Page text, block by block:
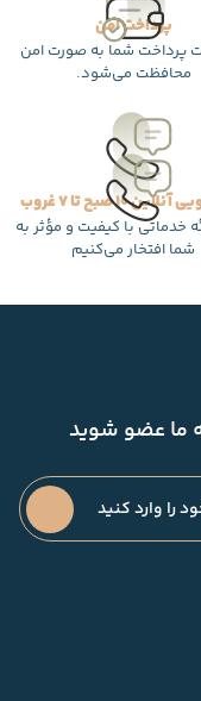
پرداخت امن
پرداخت شما به صورت امن
محافظت می‌شود.
10 صبح تا 7 غروب
خدماتی با کیفیت و مؤثر به
شما افتخار می‌کنیم
ما عضو شوید